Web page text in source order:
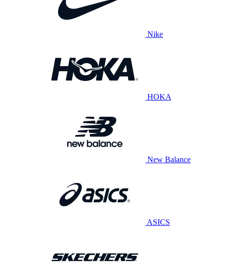
Nike
HOKA
New Balance
ASICS